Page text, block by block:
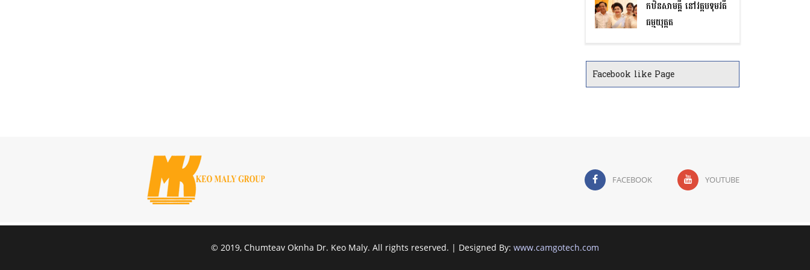
កឋិនសាមគ្គី នៅវត្តបទុមវតី
ធម្មយុត្តត
Facebook like Page
FACEBOOK YOUTUBE
© 2019, Chumteav Oknha Dr. Keo Maly. All rights reserved. | Designed By: www.camgotech.com